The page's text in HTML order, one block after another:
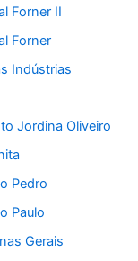
Forner II
Forner
Indústrias
Jordina Oliveiro
Pedro
Paulo
Gerais